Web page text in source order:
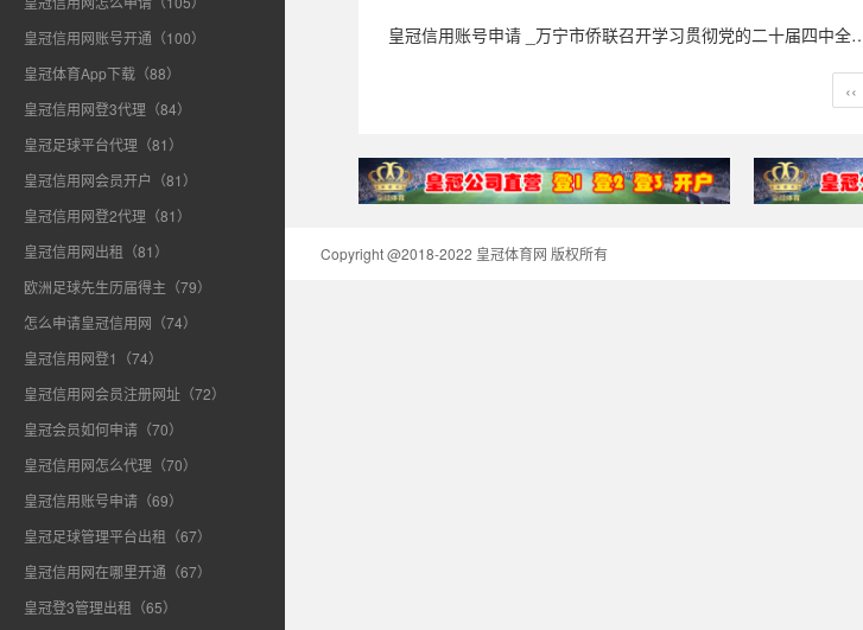
皇冠信用网账号开通（100）
皇冠体育App下载（88）
皇冠信用网登3代理（84）
皇冠足球平台代理（81）
皇冠信用网会员开户（81）
皇冠信用网登2代理（81）
皇冠信用网出租（81）
欧洲足球先生历届得主（79）
怎么申请皇冠信用网（74）
皇冠信用网登1（74）
皇冠信用网会员注册网址（72）
皇冠会员如何申请（70）
皇冠信用网怎么代理（70）
皇冠信用账号申请（69）
皇冠足球管理平台出租（67）
皇冠信用网在哪里开通（67）
皇冠登3管理出租（65）
皇冠信用账号申请 _万宁市侨联召开学习贯彻党的二十届四中全会精神专题宣讲会
‹‹
Copyright @2018-2022 皇冠体育网 版权所有